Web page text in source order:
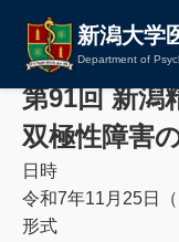
新潟大学
Department of
第91回 新潟
双極性障害
日時
令和7年11月25日
形式